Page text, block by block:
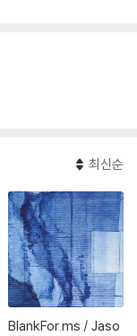
최신순
BlankFor.ms / Jaso